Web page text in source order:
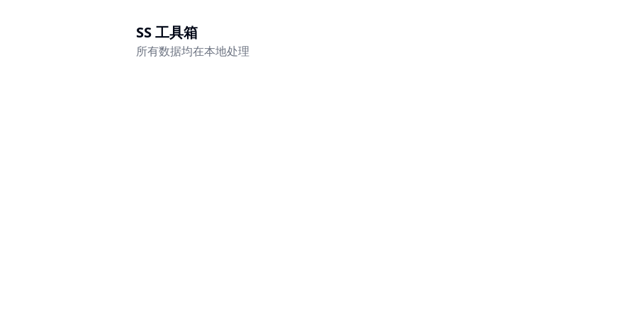
SS 工具箱
所有数据均在本地处理